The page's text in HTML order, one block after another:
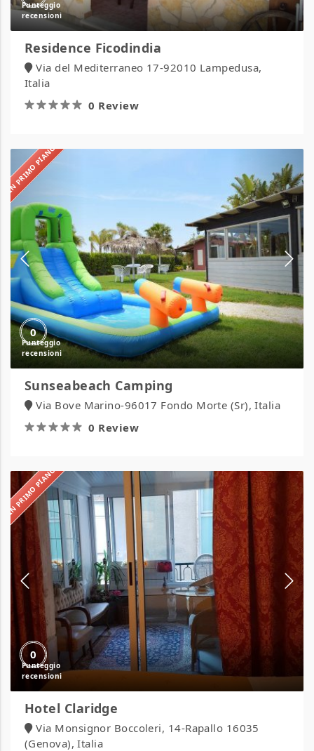
Residence Ficodindia
Via del Mediterraneo 17-92010 Lampedusa,
Italia
0 Review
IN PRIMO PIANO
0
Sunseabeach Camping
Via Bove Marino-96017 Fondo Morte (Sr), Italia
0 Review
IN PRIMO PIANO
0
Claridge
Hotel Claridge
Via Monsignor Boccoleri, 14-Rapallo 16035
(Genova), Italia